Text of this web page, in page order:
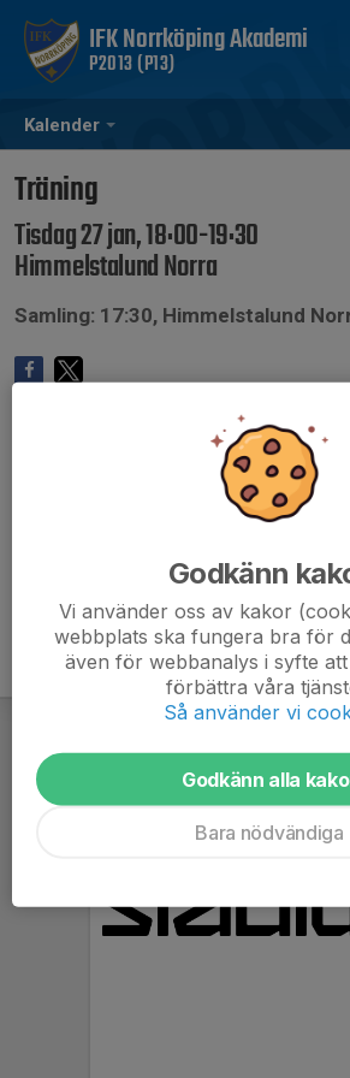
Kalender
IFK Norrköping Akademi
P2013 (P13)
Träning
Tisdag 27 jan, 18:00-19:30
Himmelstalund Norra
Samling: 17:30, Himmelstalund
Godkänn
Vi använder oss av kakor
webbplats ska fungera bra för
även för webbanalys i syfte
förbättra våra
Så använder vi
Godkänn alla
Bara nödvändiga